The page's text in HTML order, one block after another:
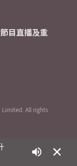
目直播及重
All rights